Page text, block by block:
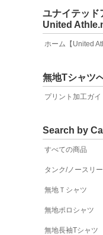
ユナイテッド
United
ホーム【United
無地Tシャツ
プリント加工ガイ
Search by
すべての商品
タンク/ノースリ
無地Ｔシャツ
無地ポロシャツ
無地長袖Tシャツ